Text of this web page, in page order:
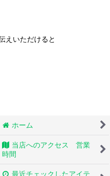
えいただけると
ホーム
当店へのアクセス 営業
時間
最近チェックしたアイテ